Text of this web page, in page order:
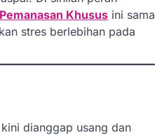
Pemanasan Khusus ini sama
stres berlebihan pada
dianggap usang dan